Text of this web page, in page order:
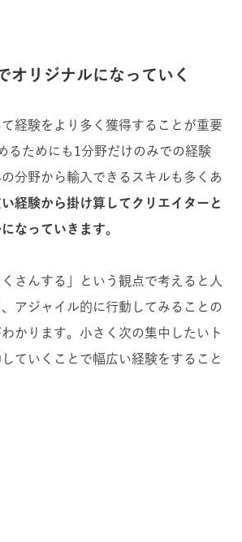
オリジナルになっていく
経験をより多く獲得することが重要
るためにも1分野だけのみでの経験
分野から輸入できるスキルも多くあ
経験から掛け算してクリエイターと
なっていきます。
さんする」という観点で考えると人
アジャイル的に行動してみることの
かります。小さく次の集中したいト
ていくことで幅広い経験をすること